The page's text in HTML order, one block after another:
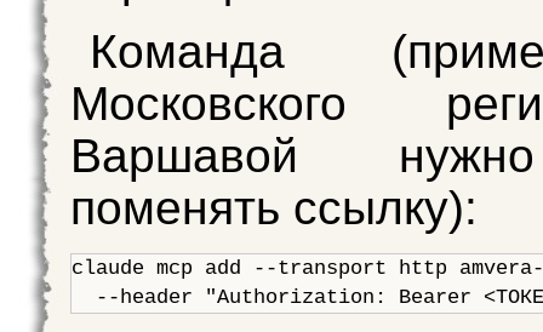
Команда
Московского
Варшавой
поменять ссылку):
claude mcp add --transport http amvera-